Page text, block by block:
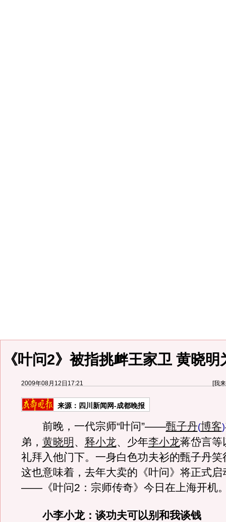
《叶问2》被指挑衅王家卫 黄晓
2009年08月12日17:21 [我
来源： 四川新闻网-成都晚报
前晚，一代宗师“叶问”——甄子丹(博客)
弟， 黄晓明 、 释小龙、少年李小龙蒋岱言等
礼拜入他门下。一身白色功夫衫的甄子丹笑
这也意味着，去年大卖的《叶问》将正式启
——《叶问2：宗师传奇》今日在上海开机
小李小龙：谈功夫可以别和我谈钱